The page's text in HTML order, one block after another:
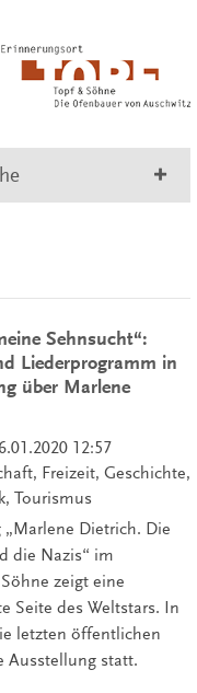
Sehnsucht“:
Liederprogramm in
über Marlene
12:57
Freizeit, Geschichte,
Tourismus
Dietrich. Die
die Nazis“ im
zeigt eine
Seite des Weltstars. In
letzten öffentlichen
Ausstellung statt.